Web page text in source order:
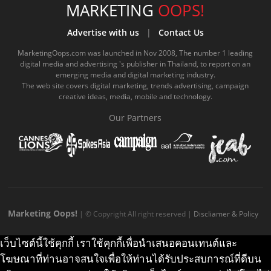
e
b
o
o
k
c
o
t
u
b
e
.
o
o
m
e
m
e
t
a
g
r
a
.
t
o
k
.
c
m
MARKETING OOPS!
Advertise with us| Contact Us
MarketingOops.com was launched in Nov 2008, The number 1 leading
digital media and advertising 's publisher in Thailand, to report on an
emerging media and digital marketing industry.
The web site covers digital marketing, trends advertising, campaign
creative ideas, media, mobile and technology.
Our Partners
Marketing Oops! | © Copyright All right reserved | Discliamer & Policy
เว็บไซต์นี้ใช้คุกกี้ เราใช้คุกกี้เพื่อนำเสนอคอนเทนต์และ
โฆษณาที่ท่านอาจสนใจเพื่อให้ท่านได้รับประสบการณ์ที่ดีบน